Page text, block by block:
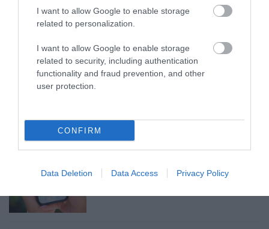
I want to allow Google to enable storage
related to personalization.
I want to allow Google to enable storage
related to security, including authentication
functionality and fraud prevention, and other
user protection.
CONFIRM
Data Deletion Data Access Privacy Policy
A MESTERSÉGES INTELLIGENCIA
MINDENNAPI ÁTALAKULÁSA
TURIZMUSÁT: ELKÉSZÜLT A V...